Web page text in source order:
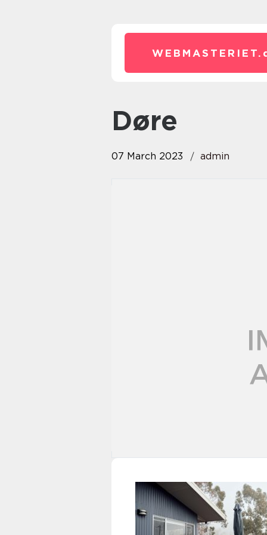
WEBMASTERIET.
døre
07 March 2023 admin